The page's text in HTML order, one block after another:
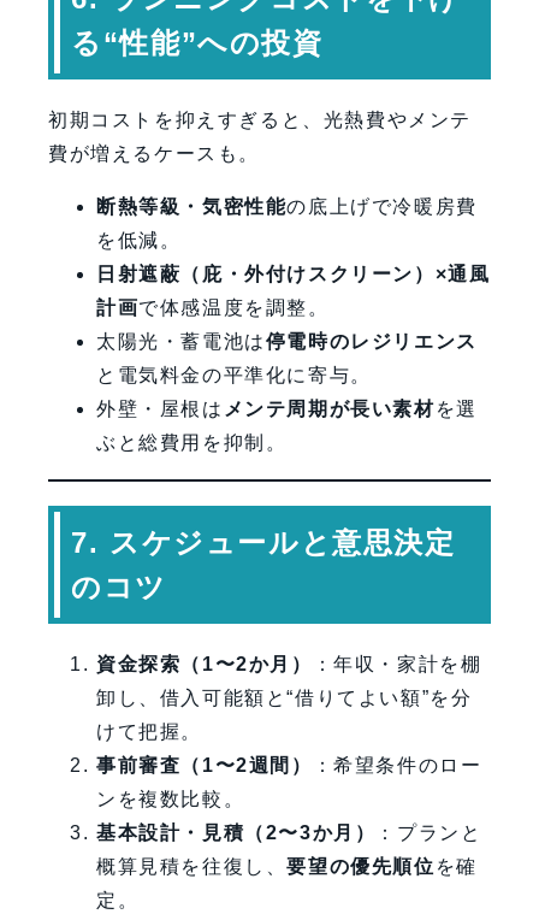
る“性能”への投資
初期コストを抑えすぎると、光熱費やメンテ
費が増えるケースも。
断熱等級・気密性能の底上げで冷暖房費
を低減。
日射遮蔽（庇・外付けスクリーン）×通風
計画で体感温度を調整。
太陽光・蓄電池は停電時のレジリエンス
と電気料金の平準化に寄与。
外壁・屋根は メンテ周期が長い素材を選
ぶと総費用を抑制。
7. スケジュールと意思決定
のコツ
資金探索（1〜2か月）
：年収・家計を棚
卸し、借入可能額と“借りてよい額”を分
けて把握。
事前審査（1〜2週間）
：希望条件のロー
ンを複数比較。
基本設計・見積（2〜3か月）
：プランと
概算見積を往復し、要望の優先順位 を確
定。